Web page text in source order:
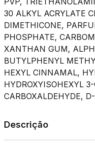
30 ALKYL ACRYLATE
DIMETHICONE,
PHOSPHATE,
XANTHAN GUM,
BUTYLPHENYL
HEXYL CINNAMAL,
HYDROXYISOHEXYL
CARBOXALDEHYDE,
Descrição